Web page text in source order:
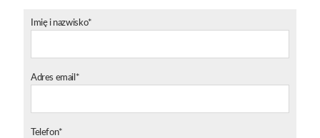
Imię i nazwisko*
Adres email*
Telefon*